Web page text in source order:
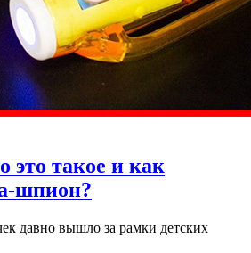
такое и как
шпион?
давно вышло за рамки детских